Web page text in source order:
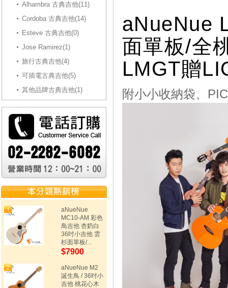
Alhambra 古典吉他(11)
Cordoba 古典吉他(14)
Esteve 古典吉他(0)
Jose Ramirez(1)
旅行古典吉他(4)
可插電古典吉他(5)
其他品牌古典吉他(1)
aNueNue
MC10-AM 彩色
鳥吉他 杏奶白
36吋小吉他 雲
杉面單板/...
$7900
aNueNue M2
誕生鳥 / 36吋小
吉他 桃花心木
aNueNue
面單板/全
LMGT贈
附小小收納袋、